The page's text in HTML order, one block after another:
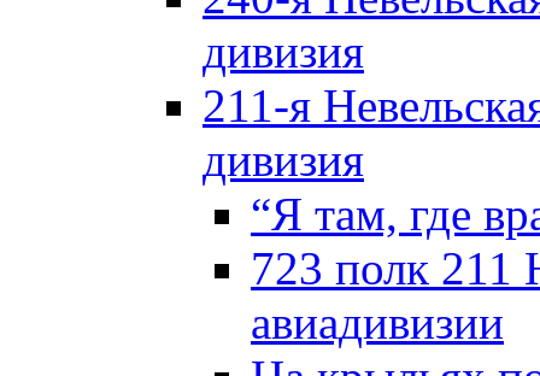
дивизия
211-я
дивизия
“Я там, где
723 полк 211
авиадивизии